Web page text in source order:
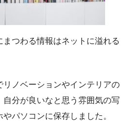
つわる情報はネットに溢れる
リノベーションやインテリアの
分が良いなと思う雰囲気の写
パソコンに保存しました。